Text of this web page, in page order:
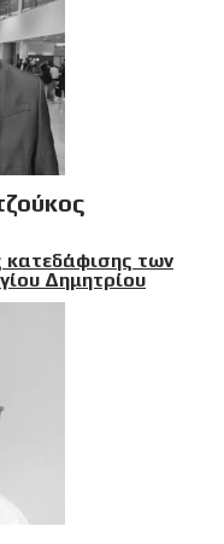
των
Δημητρίου